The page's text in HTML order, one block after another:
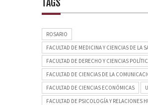
TAGS
ROSARIO
FACULTAD DE MEDICINA Y CIENCIAS DE LA
FACULTAD DE DERECHO Y CIENCIAS
FACULTAD DE CIENCIAS DE LA
FACULTAD DE CIENCIAS ECONÓMICAS
FACULTAD DE PSICOLOGÍA Y RELACIONES